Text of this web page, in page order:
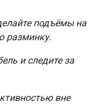
подъёмы на
разминку.
и следите за
вне